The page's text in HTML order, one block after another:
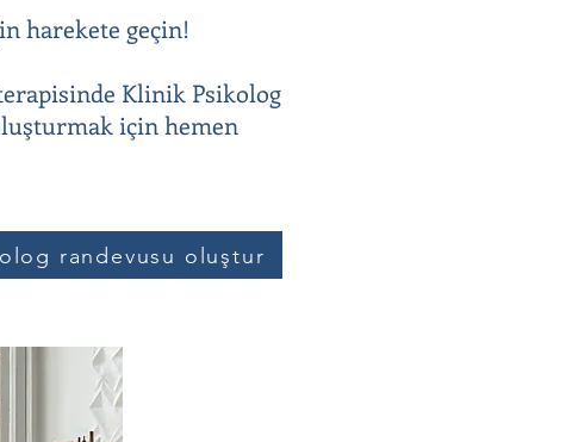
harekete geçin!
Klinik Psikolog
için hemen
randevusu oluştur